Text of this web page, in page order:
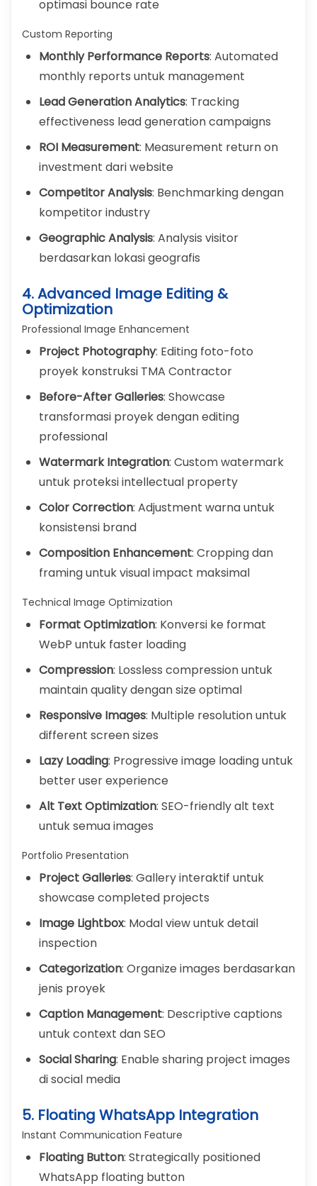
optimasi bounce rate
Custom Reporting
Monthly Performance Reports: Automated
monthly reports untuk management
Lead Generation Analytics: Tracking
effectiveness lead generation campaigns
ROI Measurement: Measurement return on
investment dari website
Competitor Analysis: Benchmarking dengan
kompetitor industry
Geographic Analysis: Analysis visitor
berdasarkan lokasi geografis
4. Advanced Image Editing &
Optimization
Professional Image Enhancement
Project Photography: Editing foto-foto
proyek konstruksi TMA Contractor
Before-After Galleries: Showcase
transformasi proyek dengan editing
professional
Watermark Integration: Custom watermark
untuk proteksi intellectual property
Color Correction: Adjustment warna untuk
konsistensi brand
Composition Enhancement: Cropping dan
framing untuk visual impact maksimal
Technical Image Optimization
Format Optimization: Konversi ke format
WebP untuk faster loading
Compression: Lossless compression untuk
maintain quality dengan size optimal
Responsive Images: Multiple resolution untuk
different screen sizes
Lazy Loading: Progressive image loading untuk
better user experience
Alt Text Optimization: SEO-friendly alt text
untuk semua images
Portfolio Presentation
Project Galleries: Gallery interaktif untuk
showcase completed projects
Image Lightbox: Modal view untuk detail
inspection
Categorization: Organize images berdasarkan
jenis proyek
Caption Management: Descriptive captions
untuk context dan SEO
Social Sharing: Enable sharing project images
di social media
5. Floating WhatsApp Integration
Instant Communication Feature
Floating Button: Strategically positioned
WhatsApp floating button